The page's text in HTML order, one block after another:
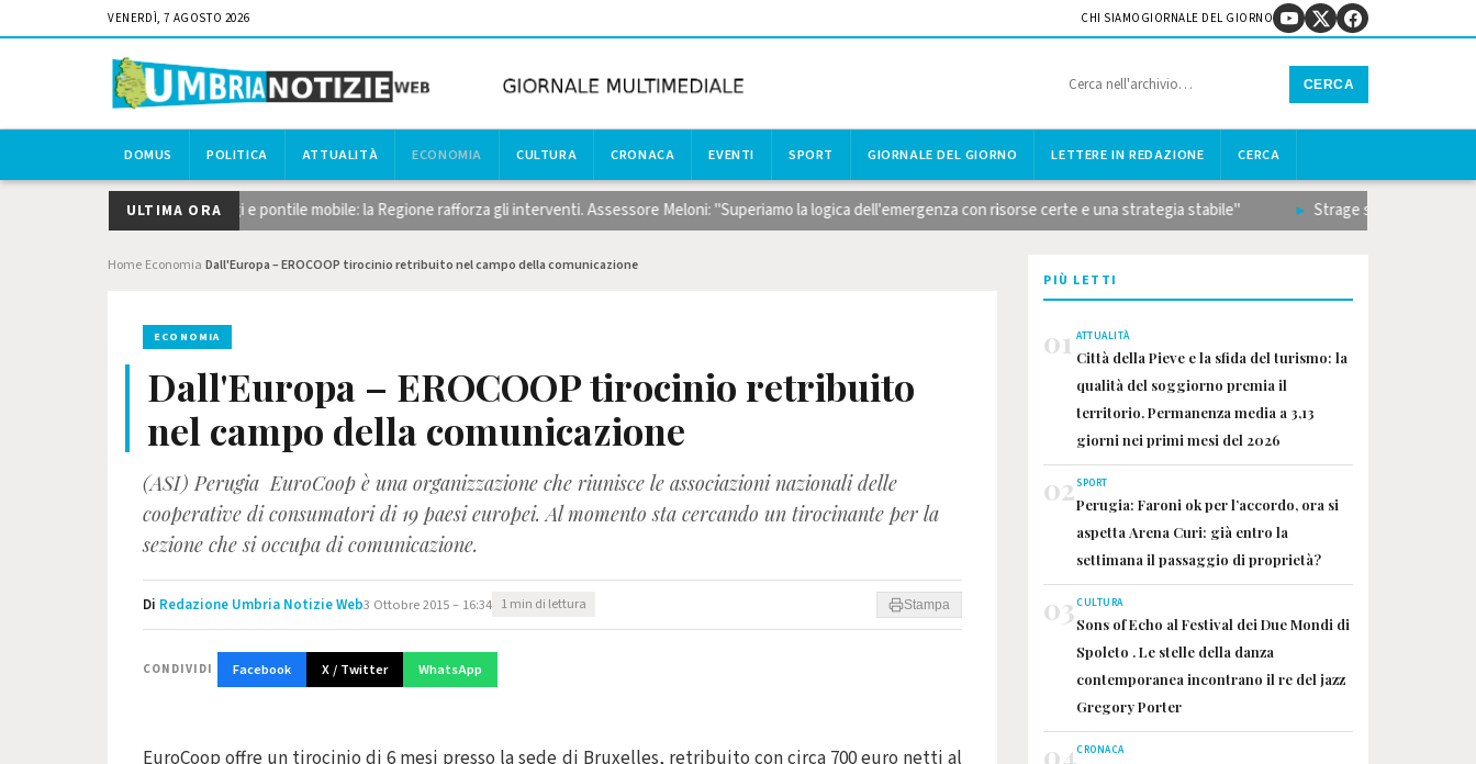
VENERDÌ, 7 AGOSTO 2026 CHI SIAMO GIORNALE DEL GIORNO
CERCA
DOMUS POLITICA ATTUALITÀ ECONOMIA CULTURA CRONACA EVENTI SPORT GIORNALE DEL GIORNO LETTERE IN REDAZIONE CERCA
ULTIMA ORA
taglio del canneto, dragaggi e pontile mobile: la Regione rafforza gli interventi. Assessore Meloni: "Superiamo la logica dell'emergenza con risorse certe e una strategia stabile" Strage sulla Terni-Rieti, il
Home Economia Dall'Europa – EROCOOP tirocinio retribuito nel campo della comunicazione
ECONOMIA
Dall'Europa – EROCOOP tirocinio retribuito
nel campo della comunicazione
(ASI) Perugia EuroCoop è una organizzazione che riunisce le associazioni nazionali delle
cooperative di consumatori di 19 paesi europei. Al momento sta cercando un tirocinante per la
sezione che si occupa di comunicazione.
Di Redazione Umbria Notizie Web3 Ottobre 2015 – 16:34 1 min di lettura Stampa
CONDIVIDI Facebook X / Twitter WhatsApp
EuroCoop offre un tirocinio di 6 mesi presso la sede di Bruxelles, retribuito con circa 700 euro netti al
PIÙ LETTI
01 ATTUALITÀ
Città della Pieve e la sfida del turismo: la
qualità del soggiorno premia il
territorio. Permanenza media a 3,13
giorni nei primi mesi del 2026
02SPORT
Perugia: Faroni ok per l’accordo, ora si
aspetta Arena Curi: già entro la
settimana il passaggio di proprietà?
03CULTURA
Sons of Echo al Festival dei Due Mondi di
Spoleto . Le stelle della danza
contemporanea incontrano il re del jazz
Gregory Porter
04CRONACA